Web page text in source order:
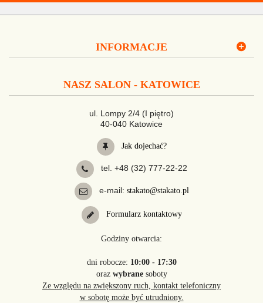
INFORMACJE
NASZ SALON - KATOWICE
ul. Lompy 2/4 (I piętro)
40-040 Katowice
Jak dojechać?
tel. +48 (32) 777-22-22
e-mail: stakato@stakato.pl
Formularz kontaktowy
Godziny otwarcia:
dni robocze: 10:00 - 17:30
oraz wybranesoboty
Ze względu na zwiększony ruch, kontakt telefoniczny
w sobotę może być utrudniony.